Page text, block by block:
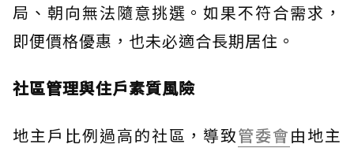
局、朝向無法隨意挑選。如果不符合需求，
即便價格優惠，也未必適合長期居住。
社區管理與住戶素質風險
地主戶比例過高的社區，導致管委會由地主